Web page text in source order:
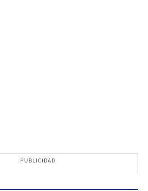
PUBLICIDAD